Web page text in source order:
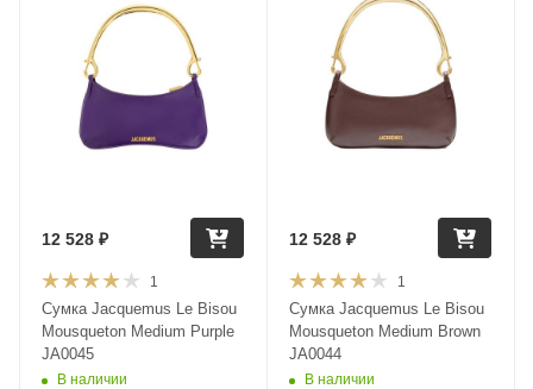
1
Сумка Jacquemus Le Bisou
Mousqueton Medium Purple
JA0045
В наличии
12 528 ₽
1
Сумка Jacquemus Le Bisou
Mousqueton Medium Brown
JA0044
В наличии
12 528 ₽